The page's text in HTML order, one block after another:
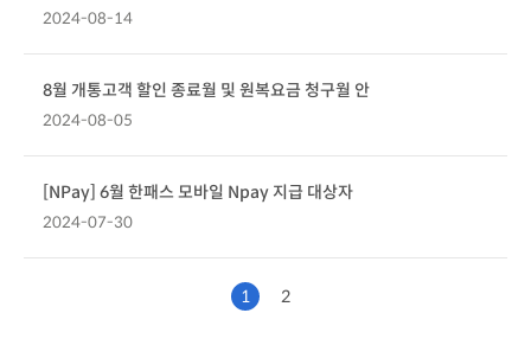
2024-08-14
8월 개통고객 할인 종료월 및 원복요금 청구월 안
2024-08-05
[NPay] 6월 한패스 모바일 Npay 지급 대상자
2024-07-30
1 2